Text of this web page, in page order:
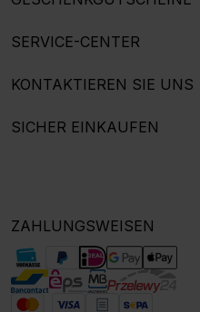
SERVICE-CENTER
KONTAKTIEREN SIE UNS
SICHER EINKAUFEN
ZAHLUNGSWEISEN